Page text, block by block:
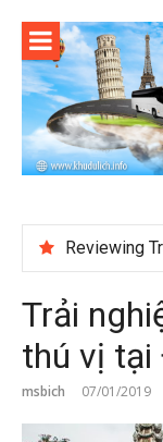
content
Test
Trải
thú vị tại
msbich 07/01/2019